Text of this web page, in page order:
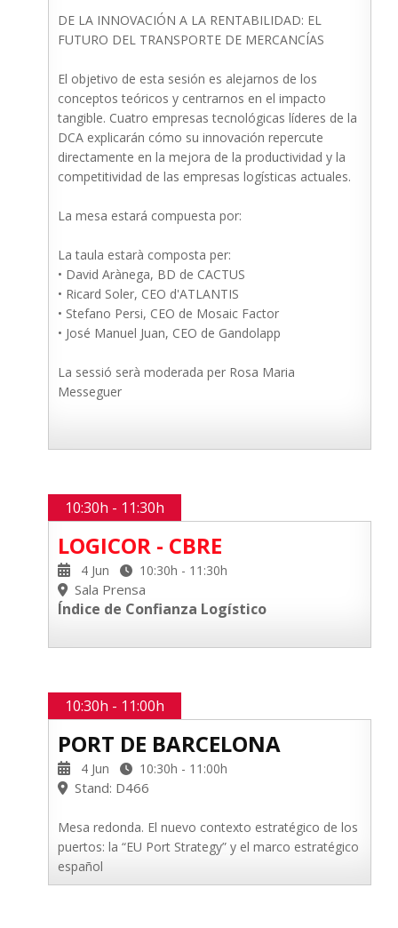
DE LA INNOVACIÓN A LA RENTABILIDAD: EL
FUTURO DEL TRANSPORTE DE MERCANCÍAS
El objetivo de esta sesión es alejarnos de los
conceptos teóricos y centrarnos en el impacto
tangible. Cuatro empresas tecnológicas líderes de la
DCA explicarán cómo su innovación repercute
directamente en la mejora de la productividad y la
competitividad de las empresas logísticas actuales.
La mesa estará compuesta por:
La taula estarà composta per:
• David Arànega, BD de CACTUS
• Ricard Soler, CEO d'ATLANTIS
• Stefano Persi, CEO de Mosaic Factor
• José Manuel Juan, CEO de Gandolapp
La sessió serà moderada per Rosa Maria
Messeguer
10:30h - 11:30h
LOGICOR - CBRE
4 Jun 10:30h - 11:30h
Sala Prensa
Índice de Confianza Logístico
10:30h - 11:00h
PORT DE BARCELONA
4 Jun 10:30h - 11:00h
Stand: D466
Mesa redonda. El nuevo contexto estratégico de los
puertos: la “EU Port Strategy” y el marco estratégico
español